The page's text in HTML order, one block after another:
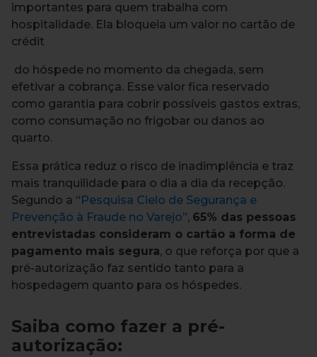
importantes para quem trabalha com
hospitalidade. Ela bloqueia um valor no cartão de
crédit
do hóspede no momento da chegada, sem
efetivar a cobrança. Esse valor fica reservado
como garantia para cobrir possíveis gastos extras,
como consumação no frigobar ou danos ao
quarto.
Essa prática reduz o risco de inadimplência e traz
mais tranquilidade para o dia a dia da recepção.
Segundo a “ Pesquisa Cielo de Segurança e
Prevenção à Fraude no Varejo”, 65% das pessoas
entrevistadas consideram o cartão a forma de
pagamento mais segura, o que reforça por que a
pré-autorização faz sentido tanto para a
hospedagem quanto para os hóspedes.
Saiba como fazer a pré-
autorização: